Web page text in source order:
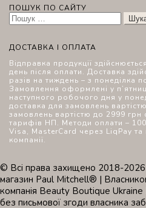
ПОШУК ПО САЙТУ
Пошук:
ДОСТАВКА І ОПЛАТА
Відправка продукції
день після оплати. Доставка
разів на тиждень – з понеділка
Замовлення оформлені у
наступного робочого дня у
доставка для замовлень
замовлень вартістю до 2999 грн
тарифів НП. Методи оплати –
Visa, MasterCard через LiqPay та
компанії.
© Всі права захищено 2018-2026
магазин Paul Mitchell® |
компанія Beauty Boutique Ukraine
без письмової згоди власника